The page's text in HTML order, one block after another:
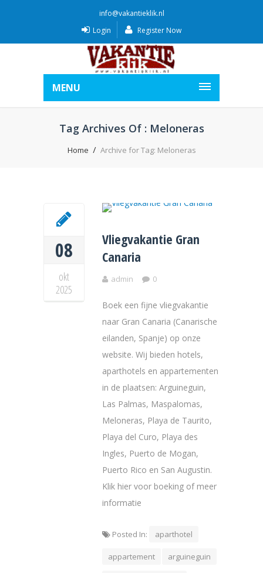
info@vakantieklik.nl
Login
Register Now
MENU
Tag Archives Of : Meloneras
Home Archive for Tag: Meloneras
08
okt
2025
Vliegvakantie Gran
Canaria
admin 0
Boek een fijne vliegvakantie
naar Gran Canaria (Canarische
eilanden, Spanje) op onze
website. Wij bieden hotels,
aparthotels en appartementen
in de plaatsen: Arguineguin,
Las Palmas, Maspalomas,
Meloneras, Playa de Taurito,
Playa del Curo, Playa des
Ingles, Puerto de Mogan,
Puerto Rico en San Augustin.
Klik hier voor boeking of meer
informatie
Posted In: aparthotel
appartement arguineguin